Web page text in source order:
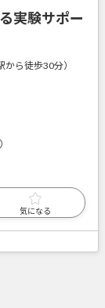
実験サポー
ら徒歩30分）
気になる